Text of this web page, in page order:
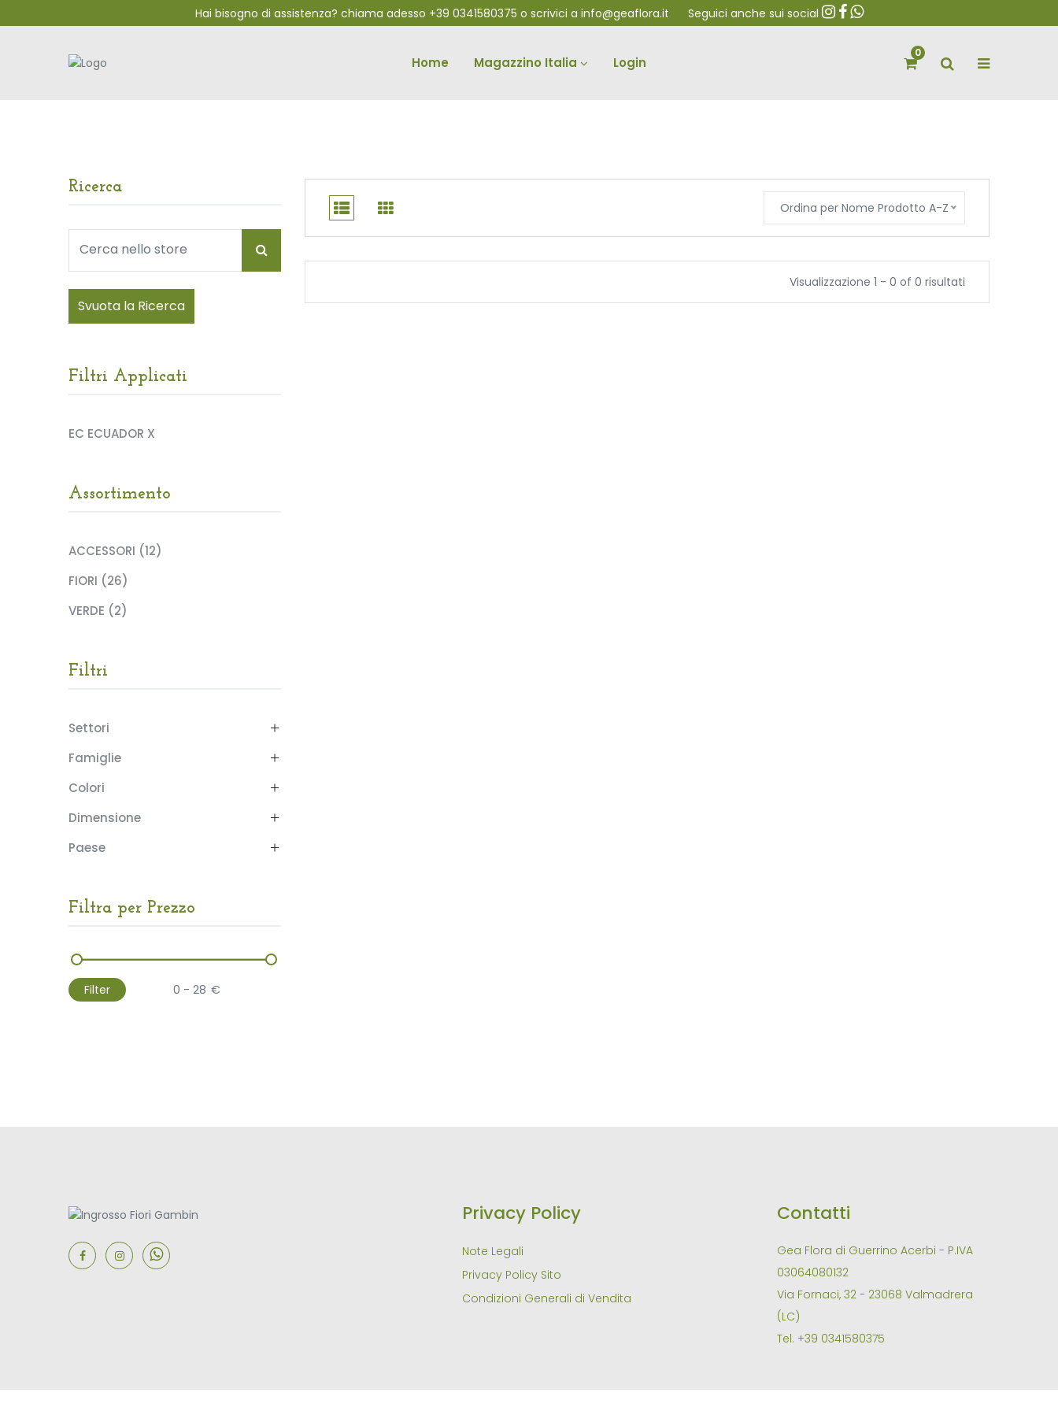
Hai bisogno di assistenza? chiama adesso +39 0341580375 o scrivici a info@geaflora.it Seguici anche sui social
Home Magazzino Italia Login
0
Ordina per Nome Prodotto A-Z
Visualizzazione 1 - 0 of 0 risultati
Ricerca
Svuota la Ricerca
Filtri Applicati
EC ECUADOR X
Assortimento
ACCESSORI (12)
FIORI (26)
VERDE (2)
Filtri
Settori
Famiglie
Colori
Dimensione
Paese
Filtra per Prezzo
Filter €
Privacy Policy
Note Legali
Privacy Policy Sito
Condizioni Generali di Vendita
Contatti
Gea Flora di Guerrino Acerbi - P.IVA
03064080132
Via Fornaci, 32 - 23068 Valmadrera
(LC)
Tel. +39 0341580375